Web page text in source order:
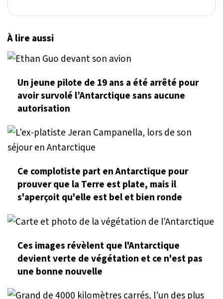
À lire aussi
Un jeune pilote de 19 ans a été arrêté pour
avoir survolé l’Antarctique sans aucune
autorisation
Ce complotiste part en Antarctique pour
prouver que la Terre est plate, mais il
s'aperçoit qu'elle est bel et bien ronde
Ces images révèlent que l'Antarctique
devient verte de végétation et ce n'est pas
une bonne nouvelle